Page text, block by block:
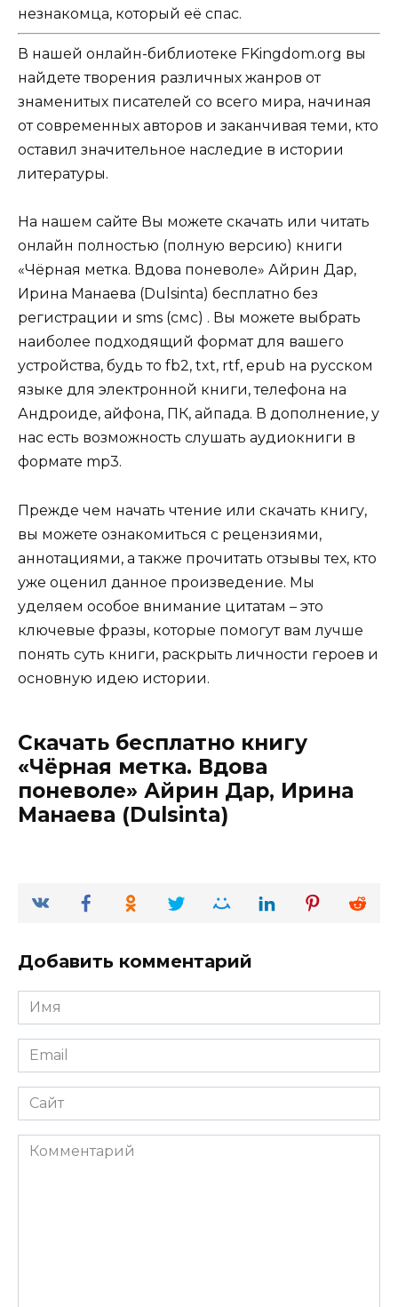
незнакомца, который её спас.
В нашей онлайн-библиотеке FKingdom.org вы
найдете творения различных жанров от
знаменитых писателей со всего мира, начиная
от современных авторов и заканчивая теми, кто
оставил значительное наследие в истории
литературы.
На нашем сайте Вы можете скачать или читать
онлайн полностью (полную версию) книги
«Чёрная метка. Вдова поневоле» Айрин Дар,
Ирина Манаева (Dulsinta) бесплатно без
регистрации и sms (смс) . Вы можете выбрать
наиболее подходящий формат для вашего
устройства, будь то fb2, txt, rtf, epub на русском
языке для электронной книги, телефона на
Андроиде, айфона, ПК, айпада. В дополнение, у
нас есть возможность слушать аудиокниги в
формате mp3.
Прежде чем начать чтение или скачать книгу,
вы можете ознакомиться с рецензиями,
аннотациями, а также прочитать отзывы тех, кто
уже оценил данное произведение. Мы
уделяем особое внимание цитатам – это
ключевые фразы, которые помогут вам лучше
понять суть книги, раскрыть личности героев и
основную идею истории.
Скачать бесплатно книгу
«Чёрная метка. Вдова
поневоле» Айрин Дар, Ирина
Манаева (Dulsinta)
Добавить комментарий
Имя
*
Email
*
Сайт
Комментарий